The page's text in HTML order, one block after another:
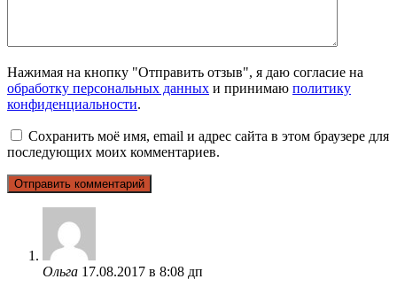
Нажимая на кнопку "Отправить отзыв", я даю согласие на
обработку персональных данных и принимаю политику
конфиденциальности.
Сохранить моё имя, email и адрес сайта в этом браузере для
последующих моих комментариев.
Ольга 17.08.2017 в 8:08 дп